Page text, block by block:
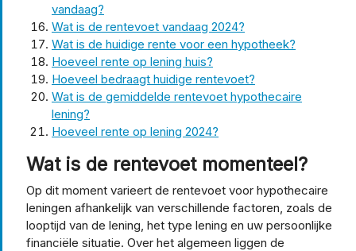
vandaag?
Wat is de rentevoet vandaag 2024?
Wat is de huidige rente voor een hypotheek?
Hoeveel rente op lening huis?
Hoeveel bedraagt huidige rentevoet?
Wat is de gemiddelde rentevoet hypothecaire
lening?
Hoeveel rente op lening 2024?
Wat is de rentevoet momenteel?
Op dit moment varieert de rentevoet voor hypothecaire
leningen afhankelijk van verschillende factoren, zoals de
looptijd van de lening, het type lening en uw persoonlijke
financiële situatie. Over het algemeen liggen de